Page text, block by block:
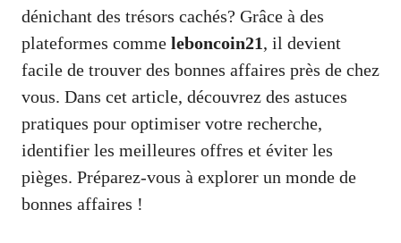
dénichant des trésors cachés? Grâce à des
plateformes comme leboncoin21, il devient
facile de trouver des bonnes affaires près de chez
vous. Dans cet article, découvrez des astuces
pratiques pour optimiser votre recherche,
identifier les meilleures offres et éviter les
pièges. Préparez-vous à explorer un monde de
bonnes affaires !